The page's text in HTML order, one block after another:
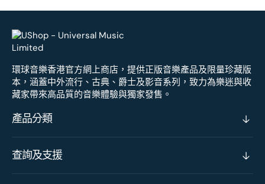
環球音樂香港官方網上商店，提供正版音樂產品及限量珍藏版
本，涵蓋中外流行、古典、爵士及影音系列，致力為樂迷與收
藏家帶來高品質的音樂體驗與獨家發售。
產品分類
查詢及支援